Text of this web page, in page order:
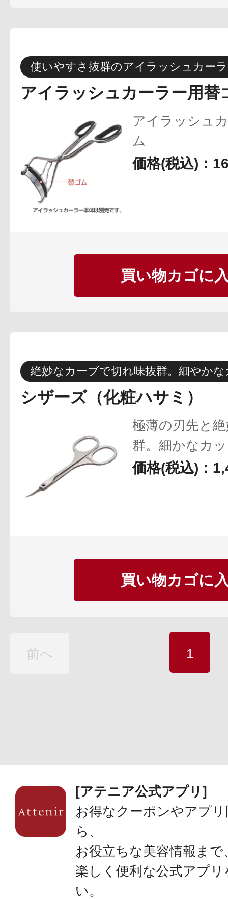
使いやすさ抜群のアイラッシュカー
アイラッシュカーラー用替
アイラッシュ
ム
価格(税込)：
買い物カゴに
絶妙なカーブで切れ味抜群。細やか
シザーズ（化粧ハサミ）
極薄の刃先と
群。細かなカ
価格(税込)：
買い物カゴに
前へ 1
[アテニア公式アプリ]
お得なクーポンやアプ
ら、
お役立ちな美容情報まで
楽しく便利な公式アプ
い。